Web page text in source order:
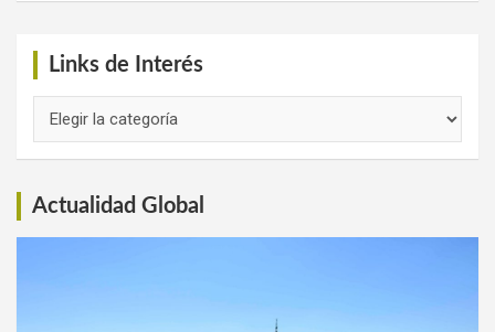
Links de Interés
Actualidad Global